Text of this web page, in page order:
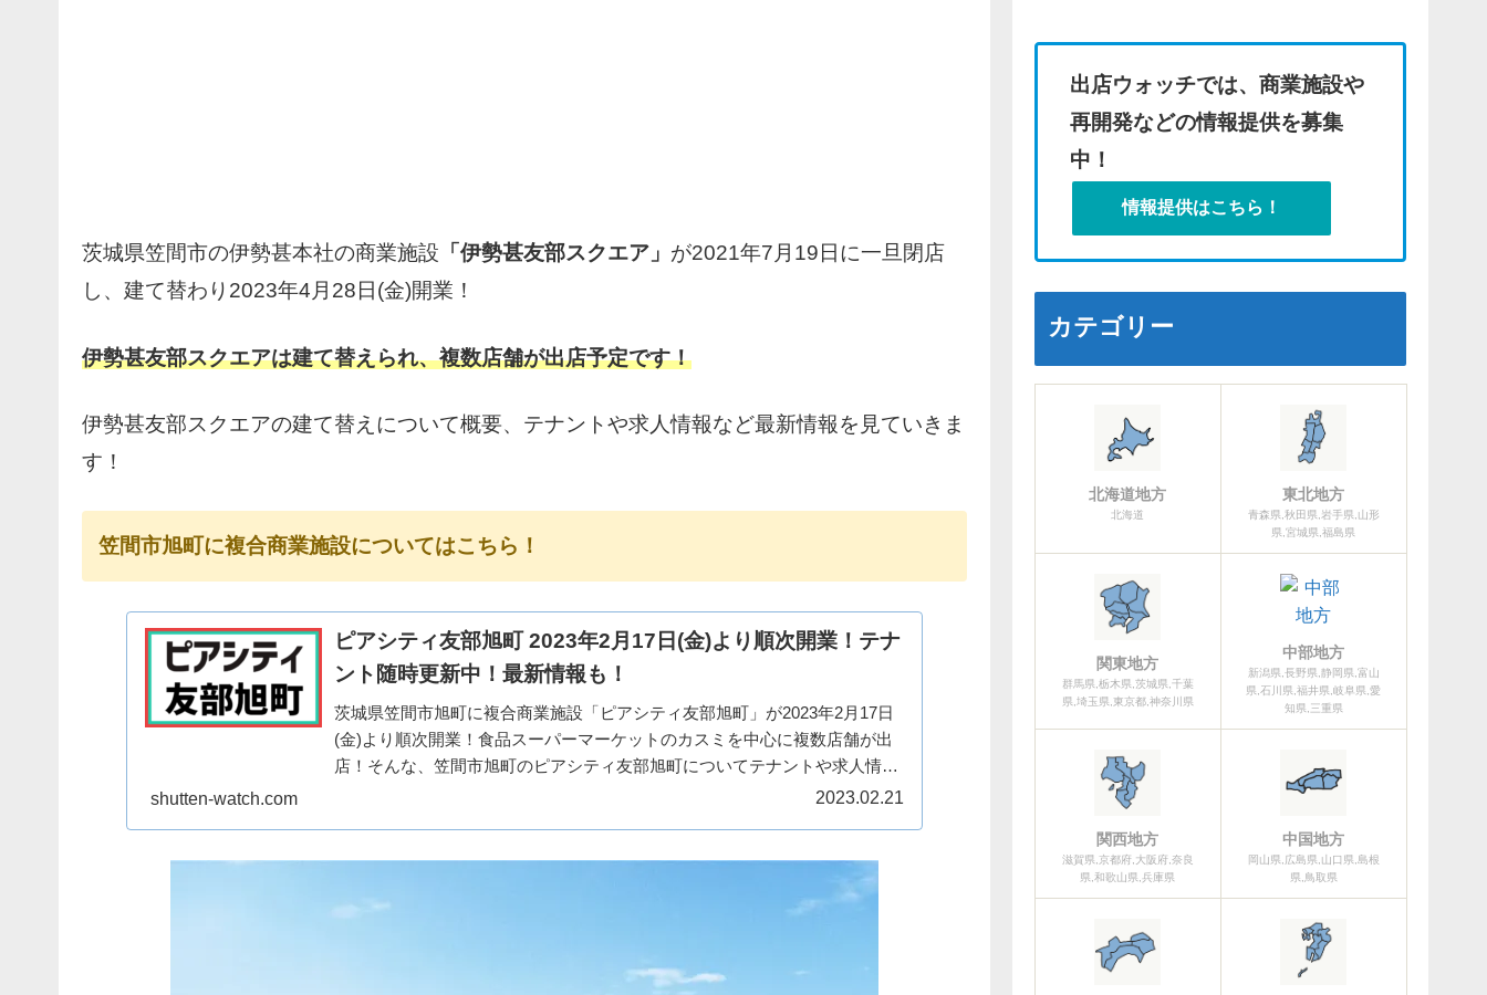
茨城県笠間市の伊勢甚本社の商業施設 「伊勢甚友部スクエア」 が2021年7月19日に一旦閉店
し、建て替わり2023年4月28日(金)開業！
伊勢甚友部スクエアは建て替えられ、複数店舗が出店予定です！
伊勢甚友部スクエアの建て替えについて概要、テナントや求人情報など最新情報を見ていきま
す！
笠間市旭町に複合商業施設についてはこちら！
ピアシティ友部旭町 2023年2月17日(金)より順次開業！テナ
ント随時更新中！最新情報も！
茨城県笠間市旭町に複合商業施設「ピアシティ友部旭町」が2023年2月17日
(金)より順次開業！食品スーパーマーケットのカスミを中心に複数店舗が出
店！そんな、笠間市旭町のピアシティ友部旭町についてテナントや求人情報
shutten-watch.com 2023.02.21
出店ウォッチでは、商業施設や
再開発などの情報提供を募集
中！
情報提供はこちら！
カテゴリー
北海道地方
北海道
東北地方
青森県,秋田県,岩手県,山形
県,宮城県,福島県
関東地方
群馬県,栃木県,茨城県,千葉
県,埼玉県,東京都,神奈川県
中部地方
新潟県,長野県,静岡県,富山
県,石川県,福井県,岐阜県,愛
知県,三重県
関西地方
滋賀県,京都府,大阪府,奈良
県,和歌山県,兵庫県
中国地方
岡山県,広島県,山口県,島根
県,鳥取県